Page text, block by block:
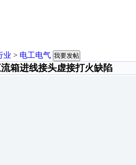
业 > 电工电气 我要发帖
箱进线接头虚接打火缺陷